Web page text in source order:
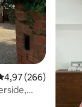
de uma
4,97 (266)